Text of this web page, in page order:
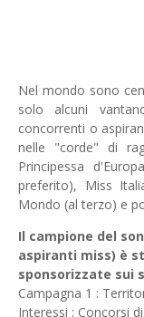
Nel mondo sono
solo alcuni
concorrenti o
nelle "corde" di
Principessa
preferito), Miss
Mondo (al terzo) e
Il campione del
aspiranti miss) è
sponsorizzate sui
Campagna 1 :
Interessi : Concorsi